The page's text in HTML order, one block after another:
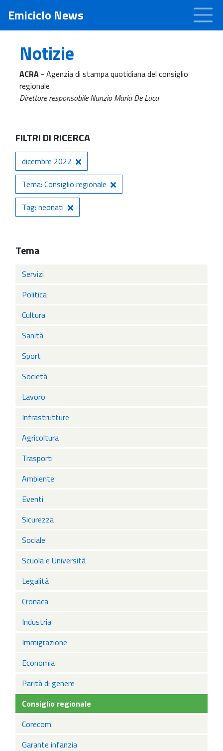
Emiciclo News
Notizie
ACRA - Agenzia di stampa quotidiana del consiglio
regionale
Direttore responsabile Nunzio Maria De Luca
FILTRI DI RICERCA
dicembre 2022
Tema: Consiglio regionale
Tag: neonati
Tema
Servizi
Politica
Cultura
Sanità
Sport
Società
Lavoro
Infrastrutture
Agricoltura
Trasporti
Ambiente
Eventi
Sicurezza
Sociale
Scuola e Università
Legalità
Cronaca
Industria
Immigrazione
Economia
Parità di genere
Consiglio regionale
Corecom
Garante infanzia